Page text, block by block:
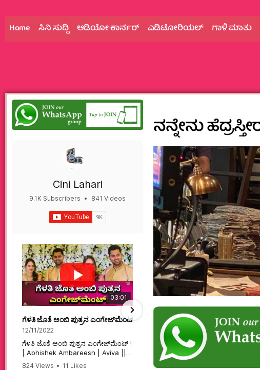
Home ಸಿನಿ ಸುದ್ದಿ ಆಡಿಯೋ ಕಾರ್ನರ್ ಎಡಿಟೋರಿಯಲ್ ಗಾಳಿ ಮಾತು
Cini Lahari
9.1K Subscribers •
841 Videos
03:01
ಗೆಳತಿ ಜೊತೆ ಅಂಬಿ ಪುತ್ರನ ಎಂಗೇಜ್‌ಮೆಂಟ್ ! | Abhishek Ambareesh | Aviva ||
12/11/2022
ಗೆಳತಿ ಜೊತೆ ಅಂಬಿ ಪುತ್ರನ ಎಂಗೇಜ್‌ಮೆಂಟ್ !
| Abhishek Ambareesh | Aviva ||
824 Views • 11 Likes
06:23
ಮಗನಿಗಾಗಿಯೇ ಸಿನಿಮಾ ಮಾಡಿದ
12/6/2022
ಮಗನಿಗಾಗಿಯೇ ಸಿನಿಮಾ ಮಾಡಿದ
ಮಹಾತಾಯಿ! | Karnataka ||
74 Views
ನನ್ನೇನು‌